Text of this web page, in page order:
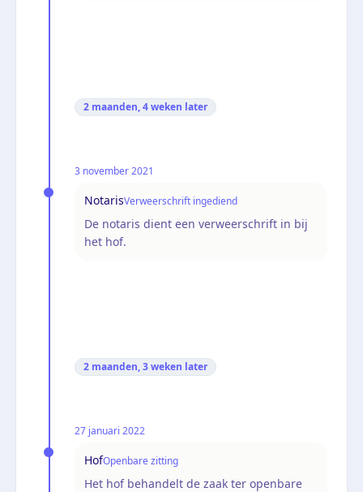
2 maanden, 4 weken later
3 november 2021
NotarisVerweerschrift ingediend
De notaris dient een verweerschrift in bij
het hof.
2 maanden, 3 weken later
27 januari 2022
HofOpenbare zitting
Het hof behandelt de zaak ter openbare